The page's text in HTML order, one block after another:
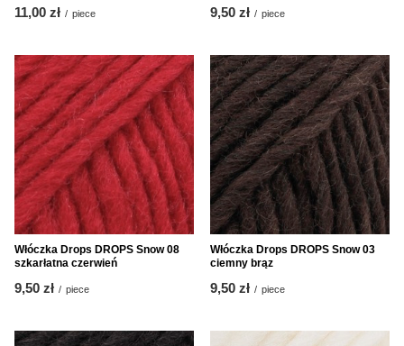
11,00 zł / piece 9,50 zł / piece
Włóczka Drops DROPS Snow 08
szkarłatna czerwień
9,50 zł / piece
Włóczka Drops DROPS Snow 03
ciemny brąz
9,50 zł / piece